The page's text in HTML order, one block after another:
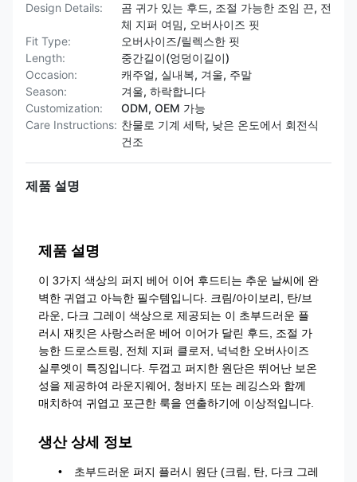
Design Details:
곰 귀가 있는 후드, 조절 가능한 조임 끈, 전
체 지퍼 여밈, 오버사이즈 핏
Fit Type:
오버사이즈/릴렉스한 핏
Length:
중간길이(엉덩이길이)
Occasion:
캐주얼, 실내복, 겨울, 주말
Season:
겨울, 하락합니다
Customization:
ODM, OEM 가능
Care Instructions: 찬물로 기계 세탁, 낮은 온도에서 회전식
건조
제품 설명
제품 설명
이 3가지 색상의 퍼지 베어 이어 후드티는 추운 날씨에 완
벽한 귀엽고 아늑한 필수템입니다. 크림/아이보리, 탄/브
라운, 다크 그레이 색상으로 제공되는 이 초부드러운 플
러시 재킷은 사랑스러운 베어 이어가 달린 후드, 조절 가
능한 드로스트링, 전체 지퍼 클로저, 넉넉한 오버사이즈
실루엣이 특징입니다. 두껍고 퍼지한 원단은 뛰어난 보온
성을 제공하여 라운지웨어, 청바지 또는 레깅스와 함께
매치하여 귀엽고 포근한 룩을 연출하기에 이상적입니다.
생산 상세 정보
초부드러운 퍼지 플러시 원단 (크림, 탄, 다크 그레